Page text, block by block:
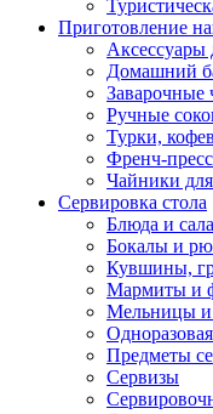
Приготовление
Аксессуары
Домашний
Заварочные
Ручные
Турки,
Френч-
Чайники
Сервировка стола
Блюда и
Бокалы и
Кувшины,
Мармиты и
Мельницы и
Предметы
Сервизы